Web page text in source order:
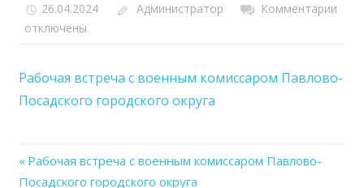
26.04.2024 Администратор Комментарии
отключены
Рабочая встреча с военным комиссаром Павлово-
Посадского городского округа
Навигация
Previous
Post:
Рабочая встреча с военным комиссаром Павлово-
Посадского городского округа